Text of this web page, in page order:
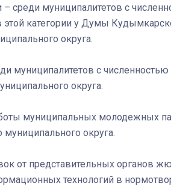
– среди муниципалитетов с
этой категории у Думы
округа.
муниципалитетов с
округа.
муниципальных молодежных
муниципального округа.
от представительных органов
технологий в